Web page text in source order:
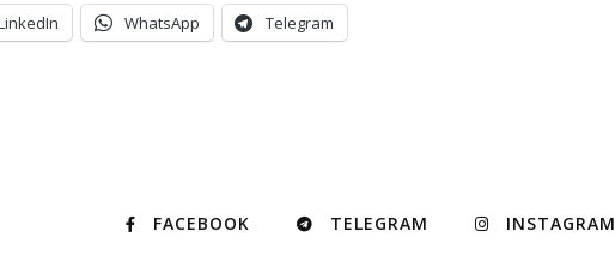
WhatsApp Telegram
FACEBOOK TELEGRAM INSTAGRAM